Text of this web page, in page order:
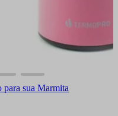
para sua Marmita